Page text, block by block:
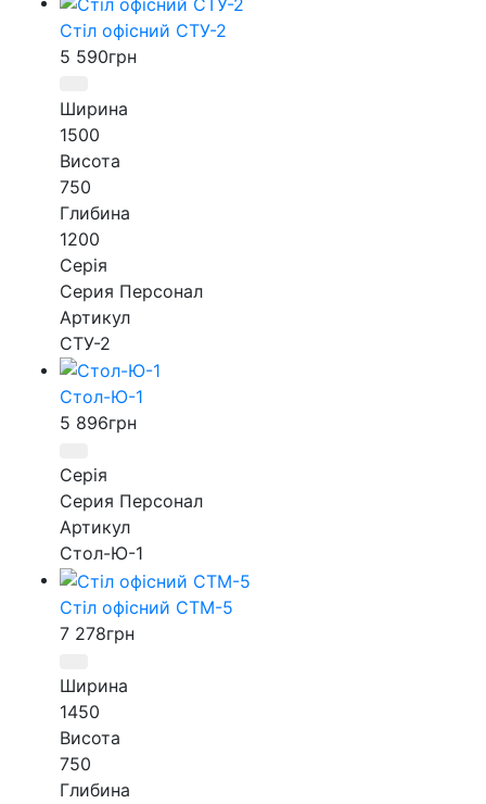
Стіл офісний СТУ-2
5 590грн
Ширина
1500
Висота
750
Глибина
1200
Серія
Серия Персонал
Артикул
СТУ-2
Стол-Ю-1
5 896грн
Серія
Серия Персонал
Артикул
Стол-Ю-1
Стіл офісний СТМ-5
7 278грн
Ширина
1450
Висота
750
Глибина